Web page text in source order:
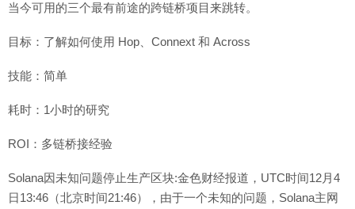
当今可用的三个最有前途的跨链桥项目来跳转。
目标：了解如何使用 Hop、Connext 和 Across
技能：简单
耗时：1小时的研究
ROI：多链桥接经验
Solana因未知问题停止生产区块:金色财经报道，UTC时间12月4
日13:46（北京时间21:46），由于一个未知的问题，Solana主网